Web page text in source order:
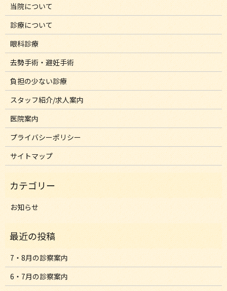
当院について
診療について
眼科診療
去勢手術・避妊手術
負担の少ない診療
スタッフ紹介/求人案内
医院案内
プライバシーポリシー
サイトマップ
お知らせ
7・8月の診察案内
6・7月の診察案内